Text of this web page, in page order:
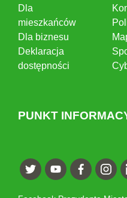
Dla
mieszkańców
Dla biznesu
Deklaracja
dostępności
PUNKT